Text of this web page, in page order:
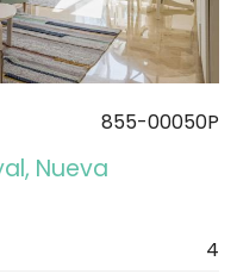
855-00050P
Nueva
4